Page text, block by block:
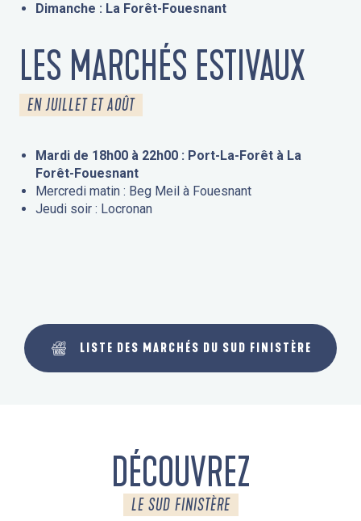
Dimanche : La Forêt-Fouesnant
LES MARCHÉS ESTIVAUX
EN JUILLET ET AOÛT
Mardi de 18h00 à 22h00 : Port-La-Forêt à La
Forêt-Fouesnant
Mercredi matin : Beg Meil à Fouesnant
Jeudi soir : Locronan
LISTE DES MARCHÉS DU SUD FINISTÈRE
DÉCOUVREZ
LE SUD FINISTÈRE